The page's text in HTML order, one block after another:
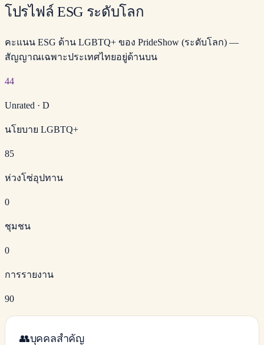
โปรไฟล์ ESG ระดับโลก
คะแนน ESG ด้าน LGBTQ+ ของ PrideShow (ระดับโลก) —
สัญญาณเฉพาะประเทศไทยอยู่ด้านบน
44
Unrated · D
นโยบาย LGBTQ+
85
ห่วงโซ่อุปทาน
0
ชุมชน
0
การรายงาน
90
👥บุคคลสำคัญ